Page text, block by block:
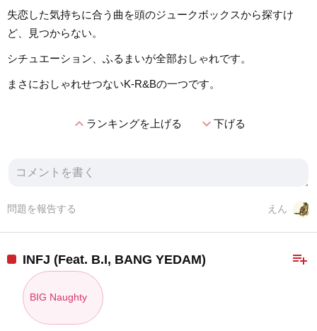
失恋した気持ちに合う曲を頭のジュークボックスから探すけ
ど、見つからない。
シチュエーション、ふるまいが全部おしゃれです。
まさにおしゃれせつないK-R&Bの一つです。
expand_lessランキングを上げる expand_more下げる
えん
問題を報告する
playlist_add
INFJ (Feat. B.I, BANG YEDAM)
BIG Naughty